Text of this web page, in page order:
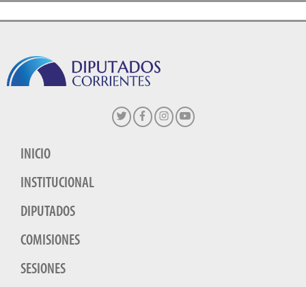
INICIO
INSTITUCIONAL
DIPUTADOS
COMISIONES
SESIONES